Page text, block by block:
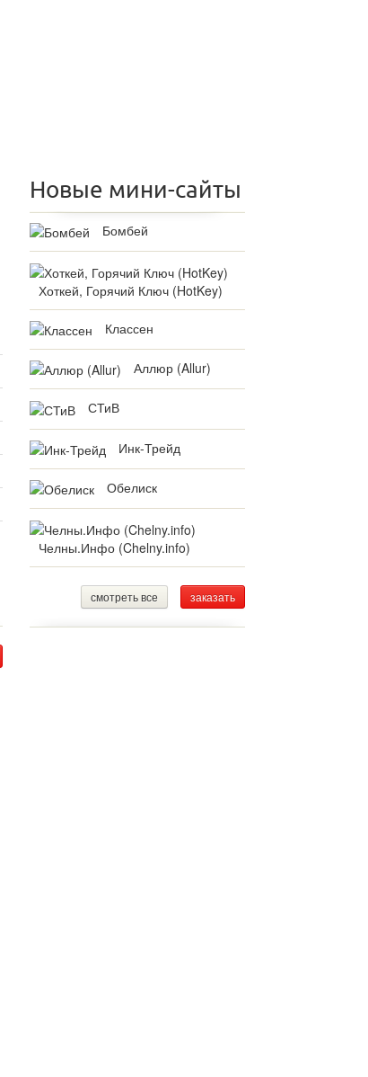
Новые мини-сайты
Бомбей
Хоткей, Горячий Ключ (HotKey)
Классен
Аллюр (Allur)
СТиВ
Инк-Трейд
Обелиск
Челны.Инфо (Chelny.info)
смотреть все заказать